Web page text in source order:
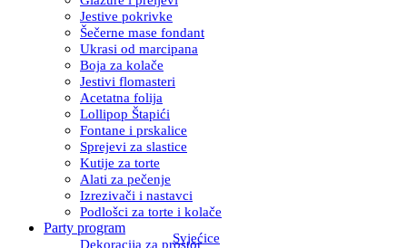
Jestive pokrivke
Šečerne mase fondant
Ukrasi od marcipana
Boja za kolače
Jestivi flomasteri
Acetatna folija
Lollipop Štapići
Fontane i prskalice
Sprejevi za slastice
Kutije za torte
Alati za pečenje
Izrezivači i nastavci
Podlošci za torte i kolače
Party program
Dekoracija za prostor
Svjećice